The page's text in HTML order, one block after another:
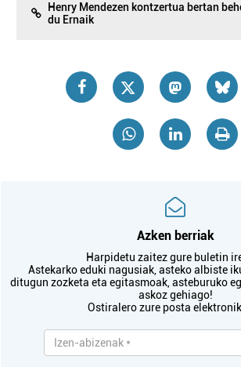
Henry Mendezen kontzertua bertan
du Ernaik
Azken berriak
Harpidetu zaitez gure buletin
Astekarko eduki nagusiak, asteko albiste
ditugun zozketa eta egitasmoak, asteburuko
askoz gehiago!
Ostiralero zure posta